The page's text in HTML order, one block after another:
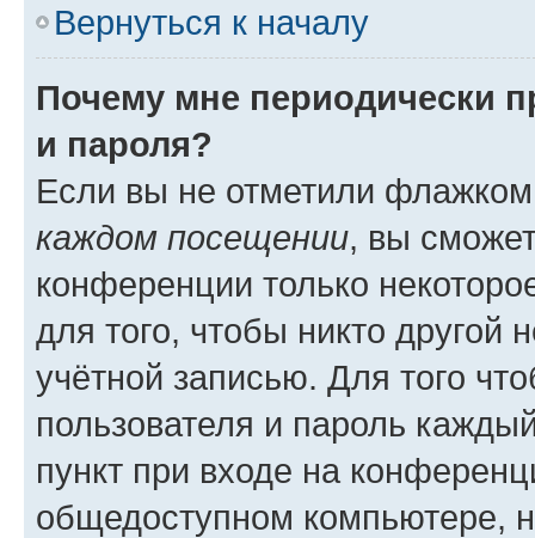
Вернуться к началу
Почему мне периодически
и пароля?
Если вы не отметили
каждом посещении, вы
конференции только
для того, чтобы никто другой
учётной записью. Для того
пользователя и пароль
пункт при входе на
общедоступном компьютере,